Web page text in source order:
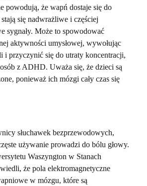
powodują, że wapń dostaje się do
się nadwrażliwe i częściej
sygnały. Może to spowodować
aktywności umysłowej, wywołując
i przyczynić się do utraty koncentracji,
z ADHD. Uważa się, że dzieci są
ponieważ ich mózgi cały czas się
słuchawek bezprzewodowych,
używanie prowadzi do bólu głowy.
Waszyngton w Stanach
że pola elektromagnetyczne
w mózgu, które są